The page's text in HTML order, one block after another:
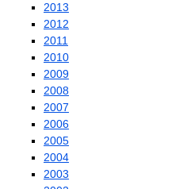
2013
2012
2011
2010
2009
2008
2007
2006
2005
2004
2003